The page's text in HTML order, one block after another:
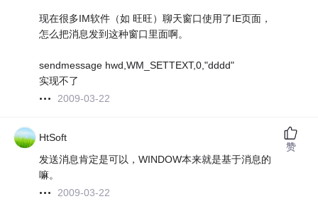
现在很多IM软件（如 旺旺）聊天窗口使用了IE页面，
怎么把消息发到这种窗口里面啊。
sendmessage hwd,WM_SETTEXT,0,"dddd"
实现不了
2009-03-22
HtSoft
发送消息肯定是可以，WINDOW本来就是基于消息的
嘛。
2009-03-22
赞